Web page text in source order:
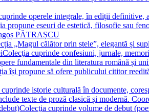
operele integrale, în ediții
propune eseuri de estetică, filosofie sau
PĂTRAȘCU
„Magul călător prin stele”, elegantă și
Colecţia cuprinde confesiuni, jurnale,
fundamentale din literatura română și
își propune să ofere publicului cititor
cuprinde istorie culturală în documente,
texte de proză clasică și modernă.
Colecţia cuprinde volume de debut